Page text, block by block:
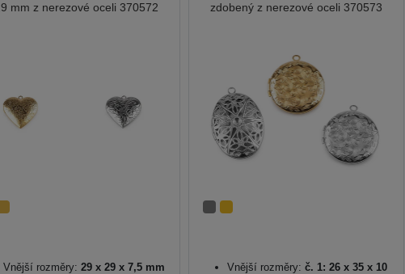
mm z nerezové oceli 370572
Vnější rozměry: 29 x 29 x 7,5 mm
zdobený z nerezové oceli 370573
Vnější rozměry: č. 1: 26 x 35 x 10